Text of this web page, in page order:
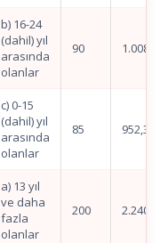
b) 16-24
(dahil) yıl
arasında
olanlar
90
c) 0-15
(dahil) yıl
arasında
olanlar
85 952,37
a) 13 yıl
ve daha
fazla
olanlar
200